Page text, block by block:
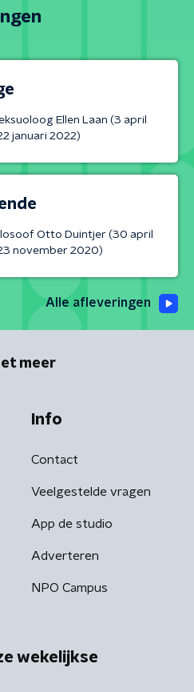
Ellen Laan (3 april
januari 2022)
Otto Duintjer (30 april
november 2020)
Alle afleveringen
meer
Info
Contact
Veelgestelde vragen
App de studio
Adverteren
NPO Campus
wekelijkse